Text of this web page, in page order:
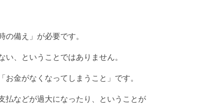
の備え」が必要です。
、ということではありません。
金がなくなってしまうこと」です。
払などが過大になったり、ということが